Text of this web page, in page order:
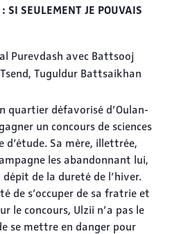
SEULEMENT JE POUVAIS
Purevdash avec Battsooj
Tuguldur Battsaikhan
quartier défavorisé d’Oulan-
un concours de sciences
d’étude. Sa mère, illettrée,
les abandonnant lui,
de la dureté de l’hiver.
de s’occuper de sa fratrie et
le concours, Ulzii n’a pas le
se mettre en danger pour